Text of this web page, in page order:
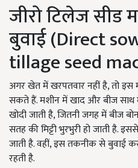
जीरो टिलेज सीड
बुवाई (Direct
tillage seed
अगर खेत में खरपतवार नहीं है, तो इस
सकते हैं. मशीन में खाद और बीज साथ
खोदी जाती है, जितनी जगह में बीज
सतह की मिट्टी भुरभुरी हो जाती है.
जाती है. वहीं, इस तकनीक से बुवाई
रहती है.